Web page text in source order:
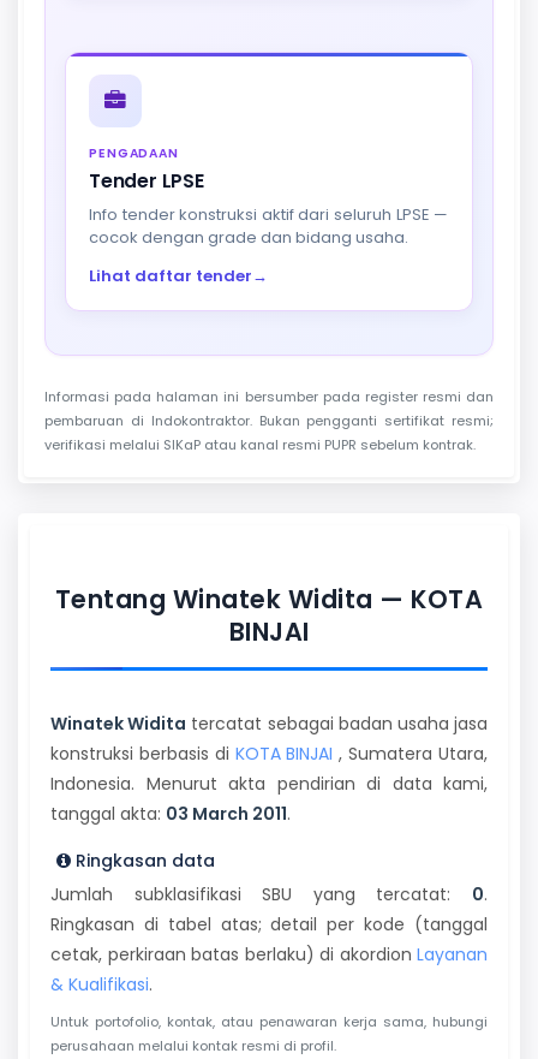
PENGADAAN
Tender LPSE
Info tender konstruksi aktif dari seluruh LPSE —
cocok dengan grade dan bidang usaha.
Lihat daftar tender→
Informasi pada halaman ini bersumber pada register resmi dan
pembaruan di Indokontraktor. Bukan pengganti sertifikat resmi;
verifikasi melalui SIKaP atau kanal resmi PUPR sebelum kontrak.
Tentang Winatek Widita — KOTA
BINJAI
Winatek Widita tercatat sebagai badan usaha jasa
konstruksi berbasis di KOTA BINJAI , Sumatera Utara,
Indonesia. Menurut akta pendirian di data kami,
tanggal akta: 03 March 2011.
Ringkasan data
Jumlah subklasifikasi SBU yang tercatat: 0.
Ringkasan di tabel atas; detail per kode (tanggal
cetak, perkiraan batas berlaku) di akordion Layanan
& Kualifikasi.
Untuk portofolio, kontak, atau penawaran kerja sama, hubungi
perusahaan melalui kontak resmi di profil.